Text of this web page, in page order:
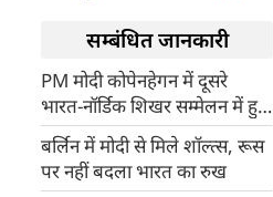
सम्बंधित जानकारी
PM मोदी कोपेनहेगन में दूसरे
भारत-नॉर्डिक शिखर सम्मेलन में हुए
शामिल
बर्लिन में मोदी से मिले शॉल्त्स, रूस
पर नहीं बदला भारत का रुख